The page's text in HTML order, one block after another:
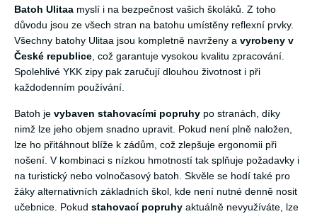
Batoh Ulitaa myslí i na bezpečnost vašich školáků. Z toho
důvodu jsou ze všech stran na batohu umístěny reflexní prvky.
Všechny batohy Ulitaa jsou kompletně navrženy a vyrobeny v
České republice, což garantuje vysokou kvalitu zpracování.
Spolehlivé YKK zipy pak zaručují dlouhou životnost i při
každodenním používání.
Batoh je vybaven stahovacími popruhy po stranách, díky
nimž lze jeho objem snadno upravit. Pokud není plně naložen,
lze ho přitáhnout blíže k zádům, což zlepšuje ergonomii při
nošení. V kombinaci s nízkou hmotností tak splňuje požadavky i
na turistický nebo volnočasový batoh. Skvěle se hodí také pro
žáky alternativních základních škol, kde není nutné denně nosit
učebnice. Pokud stahovací popruhy aktuálně nevyužíváte, lze